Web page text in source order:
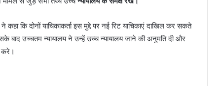
कि दोनों याचिकाकर्ता इस मुद्दे पर नई रिट याचिकाएं दाखिल कर सकते
बाद उच्चतम न्यायालय ने उन्हें उच्च न्यायालय जाने की अनुमति दी और
करे।